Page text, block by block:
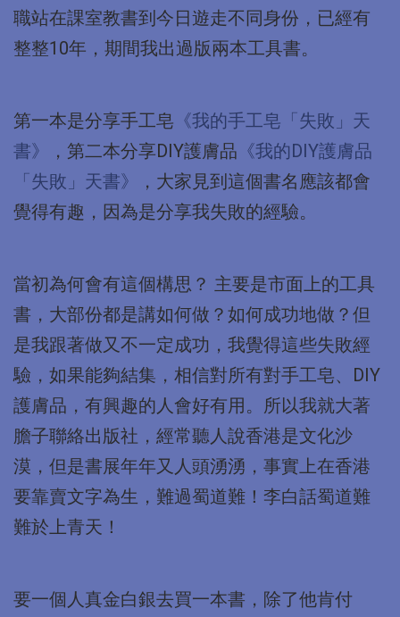
職站在課室教書到今日遊走不同身份，已經有
整整10年，期間我出過版兩本工具書。
第一本是分享手工皂 《我的手工皂「失敗」天
書》
，第二本分享DIY護膚品 《我的DIY護膚品
「失敗」天書》
，大家見到這個書名應該都會
覺得有趣，因為是分享我失敗的經驗。
當初為何會有這個構思？ 主要是市面上的工具
書，大部份都是講如何做？如何成功地做？但
是我跟著做又不一定成功，我覺得這些失敗經
驗，如果能夠結集，相信對所有對手工皂、DIY
護膚品，有興趣的人會好有用。所以我就大著
膽子聯絡出版社，經常聽人說香港是文化沙
漠，但是書展年年又人頭湧湧，事實上在香港
要靠賣文字為生，難過蜀道難！李白話蜀道難
難於上青天！
要一個人真金白銀去買一本書，除了他肯付